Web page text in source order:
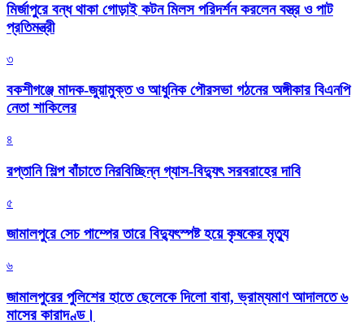
মির্জাপুরে বন্ধ থাকা গোড়াই কটন মিলস পরিদর্শন করলেন বস্ত্র ও পাট
প্রতিমন্ত্রী
৩
বকশীগঞ্জে মাদক-জুয়ামুক্ত ও আধুনিক পৌরসভা গঠনের অঙ্গীকার বিএনপি
নেতা শাকিলের
৪
রপ্তানি শিল্প বাঁচাতে নিরবিচ্ছিন্ন গ্যাস-বিদ্যুৎ সরবরাহের দাবি
৫
জামালপুরে সেচ পাম্পের তারে বিদ্যুৎস্পষ্ট হয়ে কৃষকের মৃত্যু
৬
জামালপুরের পুলিশের হাতে ছেলেকে দিলো বাবা, ভ্রাম্যমাণ আদালতে ৬
মাসের কারাদণ্ড।